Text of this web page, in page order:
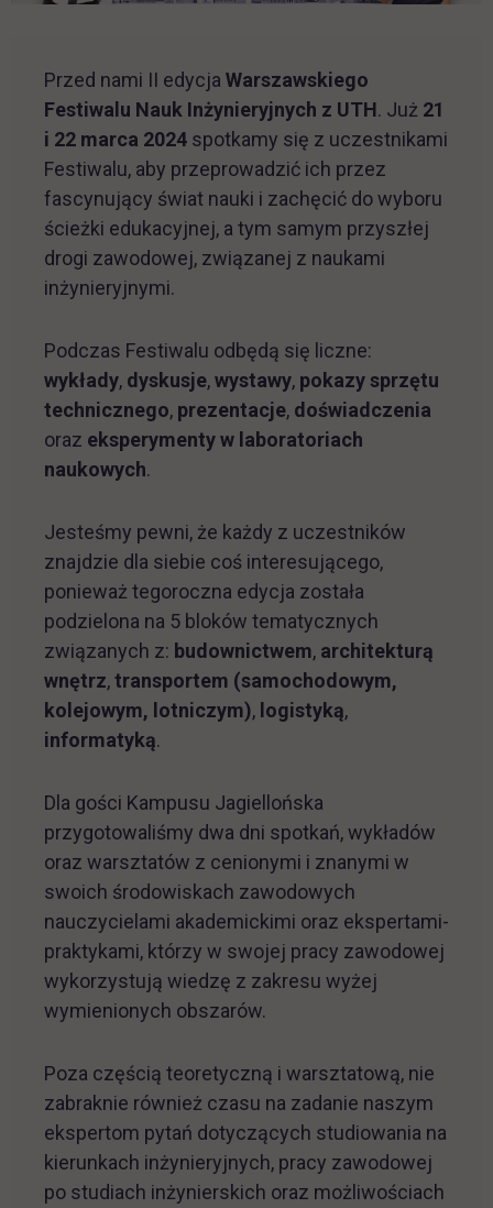
Przed nami II edycja Warszawskiego
Festiwalu Nauk Inżynieryjnych z UTH. Już 21
i 22 marca 2024 spotkamy się z uczestnikami
Festiwalu, aby przeprowadzić ich przez
fascynujący świat nauki i zachęcić do wyboru
ścieżki edukacyjnej, a tym samym przyszłej
drogi zawodowej, związanej z naukami
inżynieryjnymi.
Podczas Festiwalu odbędą się liczne:
wykłady, dyskusje,wystawy, pokazy sprzętu
technicznego, prezentacje, doświadczenia
oraz eksperymenty w laboratoriach
naukowych.
Jesteśmy pewni, że każdy z uczestników
znajdzie dla siebie coś interesującego,
ponieważ tegoroczna edycja została
podzielona na 5 bloków tematycznych
związanych z: budownictwem, architekturą
wnętrz,transportem (samochodowym,
kolejowym, lotniczym), logistyką,
informatyką.
Dla gości Kampusu Jagiellońska
przygotowaliśmy dwa dni spotkań, wykładów
oraz warsztatów z cenionymi i znanymi w
swoich środowiskach zawodowych
nauczycielami akademickimi oraz ekspertami-
praktykami, którzy w swojej pracy zawodowej
wykorzystują wiedzę z zakresu wyżej
wymienionych obszarów.
Poza częścią teoretyczną i warsztatową, nie
zabraknie również czasu na zadanie naszym
ekspertom pytań dotyczących studiowania na
kierunkach inżynieryjnych, pracy zawodowej
po studiach inżynierskich oraz możliwościach